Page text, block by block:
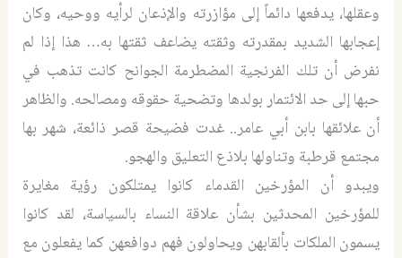
وعقلها، يدفعها دائماً إلى مؤازرته والإذعان لرأيه ووحيه، وكان
إعجابها الشديد بمقدرته وثقته يضاعف ثقتها به… هذا إذا لم
نفرض أن تلك الفرنجية المضطرمة الجوانح كانت تذهب في
حبها إلى حد الائتمار بولدها وتضحية حقوقه ومصالحه. والظاهر
أن علائقها بابن أبي عامر.. غدت فضيحة قصر ذائعة، شهر بها
مجتمع قرطبة وتناولها بلاذع التعليق والهجو.
ويبدو أن المؤرخين القدماء كانوا يمتلكون رؤية مغايرة
للمؤرخين المحدثين بشأن علاقة النساء بالسياسة، لقد كانوا
يسمون الملكات بألقابهن ويحاولون فهم دوافعهن كما يفعلون مع